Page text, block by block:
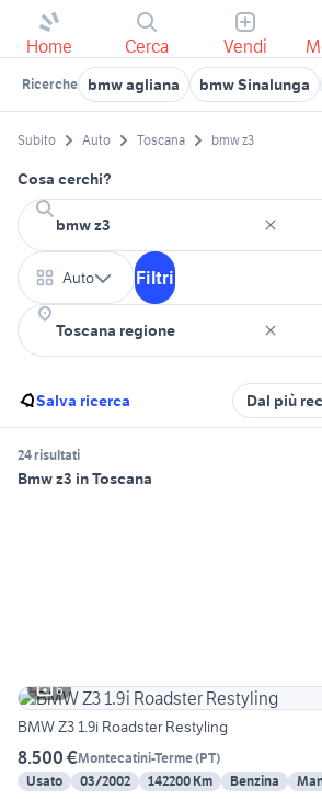
Home Cerca Vendi
Ricerche bmw agliana bmw Sinalunga
Subito Auto Toscana bmw z3
Cosa cerchi?
Auto Filtri
Salva ricerca Dal più
24 risultati
Bmw z3 in Toscana
6
BMW Z3 1.9i Roadster Restyling
8.500 €Montecatini-Terme(PT)
Usato
03/2002 142200 Km Benzina